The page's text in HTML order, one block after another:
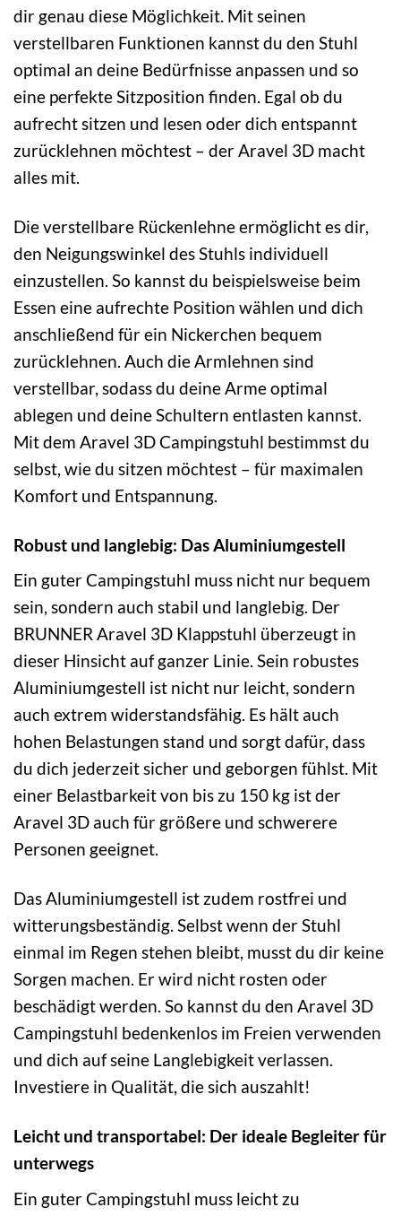
dir genau diese Möglichkeit. Mit seinen
verstellbaren Funktionen kannst du den Stuhl
optimal an deine Bedürfnisse anpassen und so
eine perfekte Sitzposition finden. Egal ob du
aufrecht sitzen und lesen oder dich entspannt
zurücklehnen möchtest – der Aravel 3D macht
alles mit.
Die verstellbare Rückenlehne ermöglicht es dir,
den Neigungswinkel des Stuhls individuell
einzustellen. So kannst du beispielsweise beim
Essen eine aufrechte Position wählen und dich
anschließend für ein Nickerchen bequem
zurücklehnen. Auch die Armlehnen sind
verstellbar, sodass du deine Arme optimal
ablegen und deine Schultern entlasten kannst.
Mit dem Aravel 3D Campingstuhl bestimmst du
selbst, wie du sitzen möchtest – für maximalen
Komfort und Entspannung.
Robust und langlebig: Das Aluminiumgestell
Ein guter Campingstuhl muss nicht nur bequem
sein, sondern auch stabil und langlebig. Der
BRUNNER Aravel 3D Klappstuhl überzeugt in
dieser Hinsicht auf ganzer Linie. Sein robustes
Aluminiumgestell ist nicht nur leicht, sondern
auch extrem widerstandsfähig. Es hält auch
hohen Belastungen stand und sorgt dafür, dass
du dich jederzeit sicher und geborgen fühlst. Mit
einer Belastbarkeit von bis zu 150 kg ist der
Aravel 3D auch für größere und schwerere
Personen geeignet.
Das Aluminiumgestell ist zudem rostfrei und
witterungsbeständig. Selbst wenn der Stuhl
einmal im Regen stehen bleibt, musst du dir keine
Sorgen machen. Er wird nicht rosten oder
beschädigt werden. So kannst du den Aravel 3D
Campingstuhl bedenkenlos im Freien verwenden
und dich auf seine Langlebigkeit verlassen.
Investiere in Qualität, die sich auszahlt!
Leicht und transportabel: Der ideale Begleiter für
unterwegs
Ein guter Campingstuhl muss leicht zu